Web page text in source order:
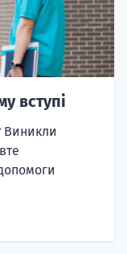
вступі
Виникли